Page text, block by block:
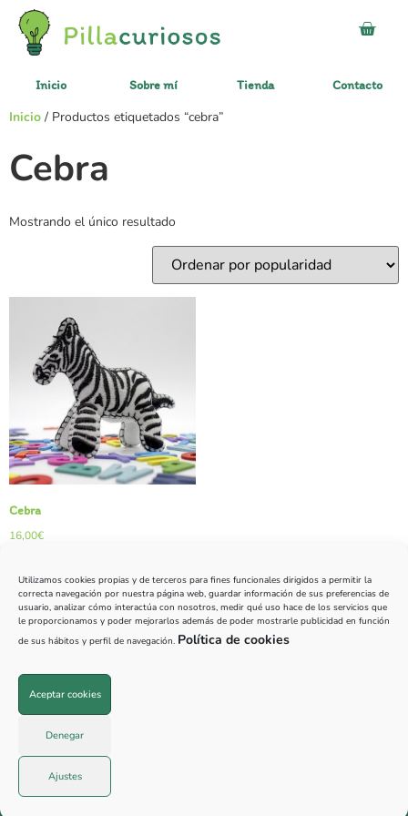
Utilizamos cookies propias y de terceros para fines funcionales dirigidos a permitir la
correcta navegación por nuestra página web, guardar información de sus preferencias de
usuario, analizar cómo interactúa con nosotros, medir qué uso hace de los servicios que
le proporcionamos y poder mejorarlos además de poder mostrarle publicidad en función
de sus hábitos y perfil de navegación. Política de cookies
Aceptar cookies
Denegar
Ajustes
Inicio Sobre mí Tienda Contacto
Inicio / Productos etiquetados “cebra”
Cebra
Mostrando el único resultado
Cebra
16,00€
Leer más
© 2026 PillaCuriosos |
Aviso legal|